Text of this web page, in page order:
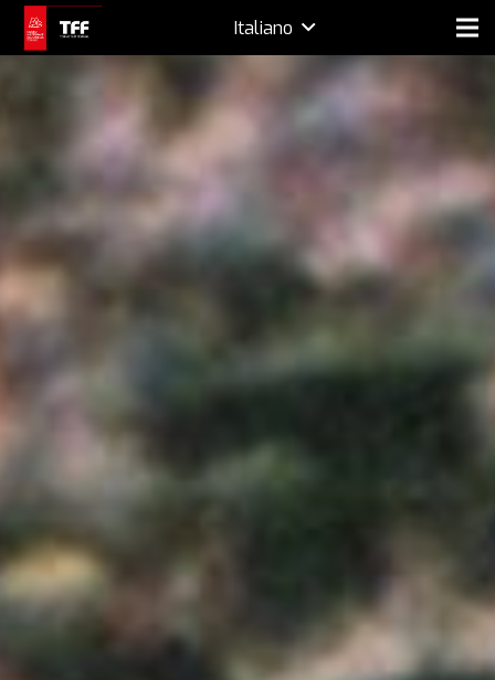
Italiano